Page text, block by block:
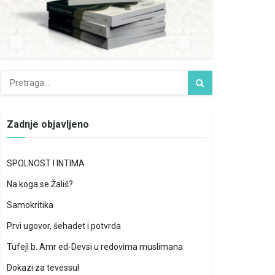
Zadnje objavljeno
SPOLNOST I INTIMA
Na koga se Žališ?
Samokritika
Prvi ugovor, šehadet i potvrda
Tufejl b. Amr ed-Devsi u redovima muslimana
Dokazi za tevessul